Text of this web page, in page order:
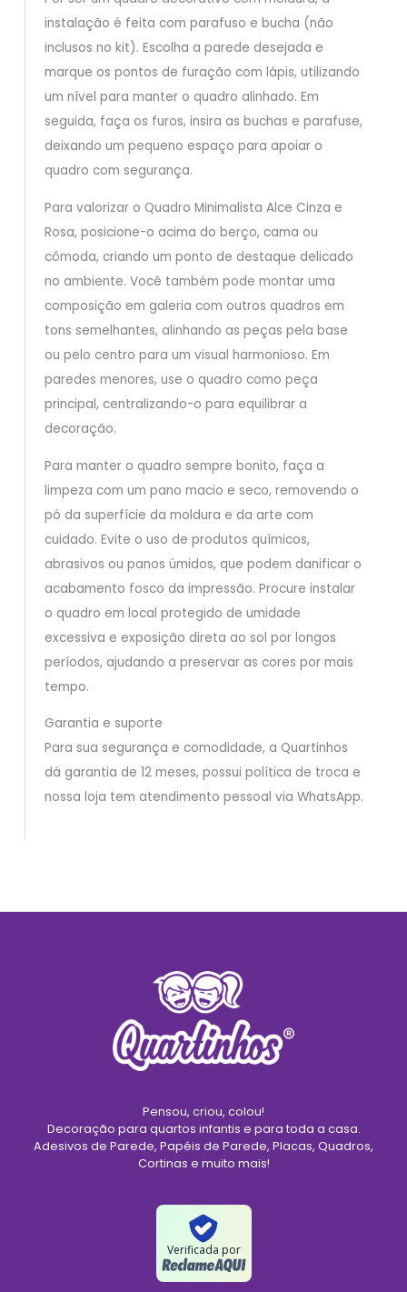
instalação é feita com parafuso e bucha (não
inclusos no kit). Escolha a parede desejada e
marque os pontos de furação com lápis, utilizando
um nível para manter o quadro alinhado. Em
seguida, faça os furos, insira as buchas e parafuse,
deixando um pequeno espaço para apoiar o
quadro com segurança.
Para valorizar o Quadro Minimalista Alce Cinza e
Rosa, posicione-o acima do berço, cama ou
cômoda, criando um ponto de destaque delicado
no ambiente. Você também pode montar uma
composição em galeria com outros quadros em
tons semelhantes, alinhando as peças pela base
ou pelo centro para um visual harmonioso. Em
paredes menores, use o quadro como peça
principal, centralizando-o para equilibrar a
decoração.
Para manter o quadro sempre bonito, faça a
limpeza com um pano macio e seco, removendo o
pó da superfície da moldura e da arte com
cuidado. Evite o uso de produtos químicos,
abrasivos ou panos úmidos, que podem danificar o
acabamento fosco da impressão. Procure instalar
o quadro em local protegido de umidade
excessiva e exposição direta ao sol por longos
períodos, ajudando a preservar as cores por mais
tempo.
Garantia e suporte
Para sua segurança e comodidade, a Quartinhos
dá garantia de 12 meses, possui política de troca e
nossa loja tem atendimento pessoal via WhatsApp.
Pensou, criou, colou!
Decoração para quartos infantis e para toda a casa.
Adesivos de Parede, Papéis de Parede, Placas, Quadros,
Cortinas e muito mais!
Verificada por